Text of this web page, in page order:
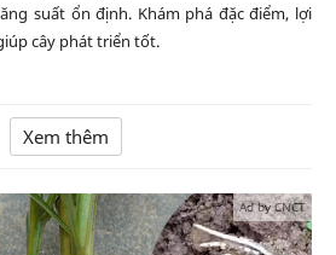
suất ổn định. Khám phá đặc điểm, lợi
cây phát triển tốt.
Xem thêm
Ad by CNCT